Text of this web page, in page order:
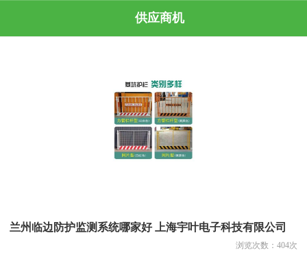
供应商机
兰州临边防护监测系统哪家好 上海宇叶电子科技有限公司
浏览次数： 404次